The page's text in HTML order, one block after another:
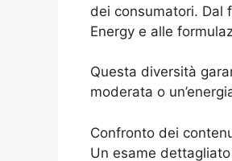
dei consumatori. Dal
Energy e alle
Questa diversità
moderata o
Confronto dei
Un esame